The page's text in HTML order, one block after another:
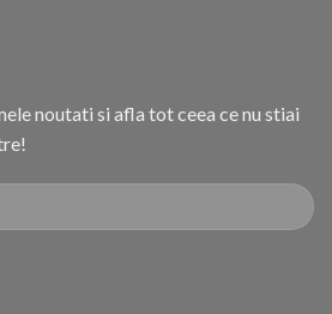
noutati si afla tot ceea ce nu stiai